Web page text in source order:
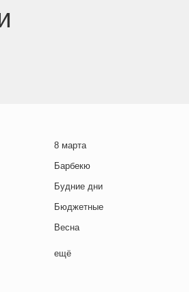
8 марта
Барбекю
Будние дни
Бюджетные
Весна
Выходные дни
ещё